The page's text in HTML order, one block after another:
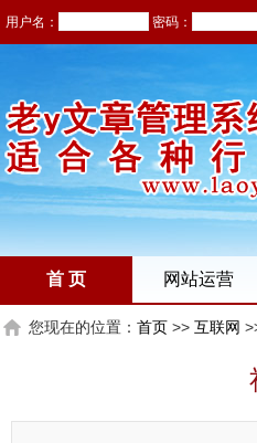
用户名： 密码：
首 页 网站运营
您现在的位置： 首页 >> 互联网